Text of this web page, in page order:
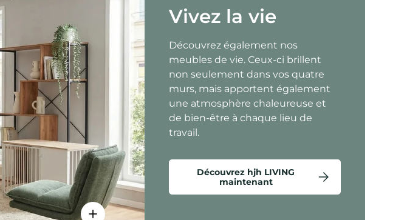
Voir les détails - Criss-Cross 20 - Fauteuils lounges
Vivez la vie
Découvrez également nos
meubles de vie. Ceux-ci brillent
non seulement dans vos quatre
murs, mais apportent également
une atmosphère chaleureuse et
de bien-être à chaque lieu de
travail.
Découvrez hjh LIVING
maintenant